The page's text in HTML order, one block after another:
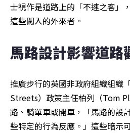
士視作是道路上的「不速之客」
這些闖入的外來者。
馬路設計影響道路
推廣步行的英國非政府組織組織
Streets）政策主任柏列（Tom
路、騎單車或開車，「馬路的設
些特定的行為反應。」這些暗示